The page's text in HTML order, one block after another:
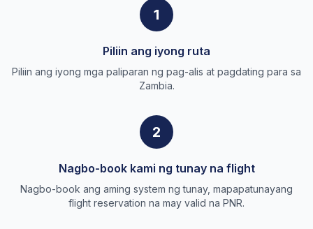
1
Piliin ang iyong ruta
Piliin ang iyong mga paliparan ng pag-alis at pagdating para sa
Zambia.
2
Nagbo-book kami ng tunay na flight
Nagbo-book ang aming system ng tunay, mapapatunayang
flight reservation na may valid na PNR.